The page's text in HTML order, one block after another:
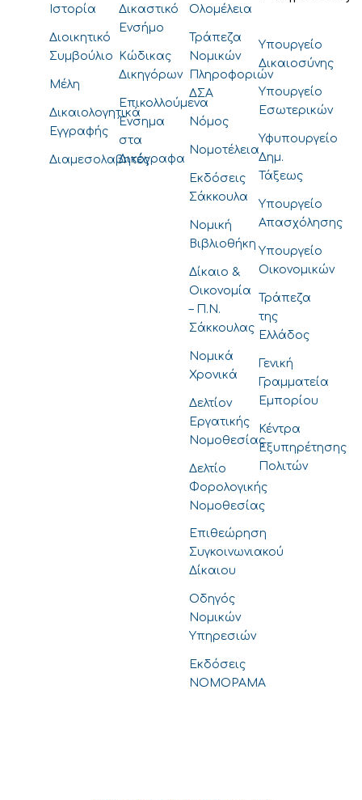
Ιστορία
Διοικητικό
Συμβούλιο
Μέλη
Δικαιολογητικά
Εγγραφής
Διαμεσολαβητές
Δικαστικό
Ενσήμο
Κώδικας
Δικηγόρων
Επικολλούμενα
Ένσημα
στα
Δικόγραφα
Ολομέλεια
Τράπεζα
Νομικών
Πληροφοριών
ΔΣΑ
Νόμος
Νομοτέλεια
Εκδόσεις
Σάκκουλα
Νομική
Βιβλιοθήκη
Δίκαιο &
Οικονομία
– Π.Ν.
Σάκκουλας
Νομικά
Χρονικά
Δελτίον
Εργατικής
Νομοθεσίας
Δελτίο
Φορολογικής
Νομοθεσίας
Επιθεώρηση
Συγκοινωνιακού
Δίκαιου
Οδηγός
Νομικών
Υπηρεσιών
Εκδόσεις
ΝΟΜΟΡΑΜΑ
Υπουργείο
Δικαιοσύνης
Υπουργείο
Εσωτερικών
Υφυπουργείο
Δημ.
Τάξεως
Υπουργείο
Απασχόλησης
Υπουργείο
Οικονομικών
Τράπεζα
της
Ελλάδος
Γενική
Γραμματεία
Εμπορίου
Κέντρα
Εξυπηρέτησης
Πολιτών